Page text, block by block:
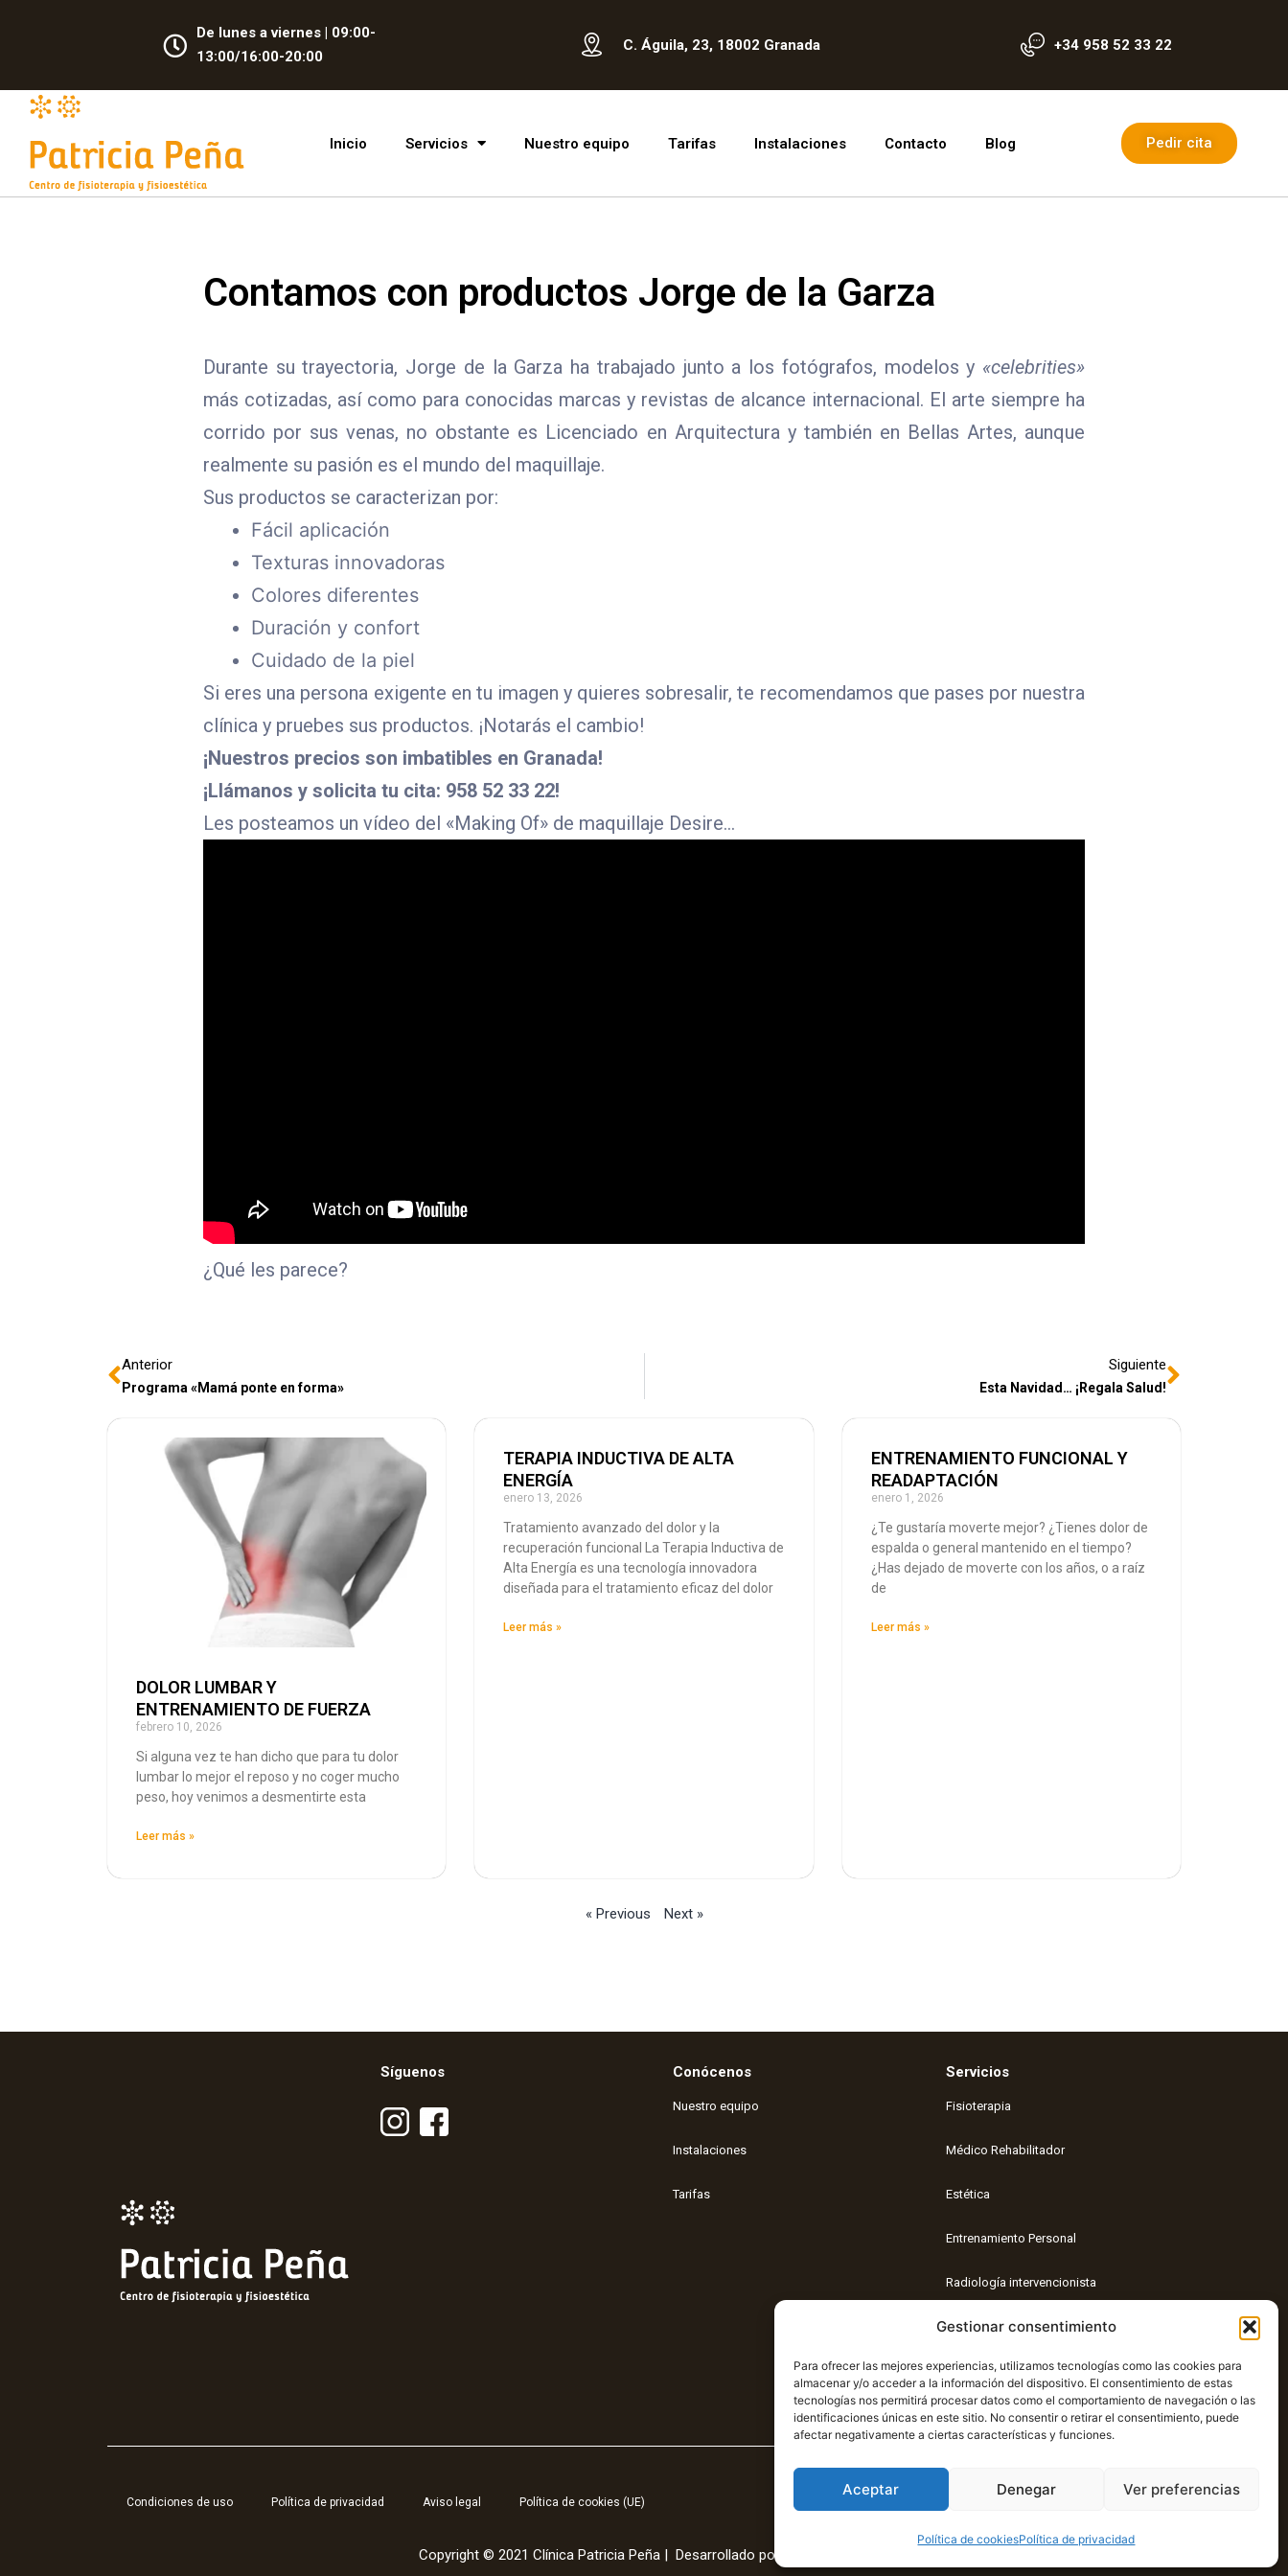
Gestionar consentimiento
Para ofrecer las mejores experiencias, utilizamos tecnologías como las cookies para
almacenar y/o acceder a la información del dispositivo. El consentimiento de estas
tecnologías nos permitirá procesar datos como el comportamiento de navegación o las
identificaciones únicas en este sitio. No consentir o retirar el consentimiento, puede
afectar negativamente a ciertas características y funciones.
Aceptar Denegar Ver preferencias
Política de cookiesPolítica de privacidad
De lunes a viernes | 09:00-
13:00/16:00-20:00
C. Águila, 23, 18002 Granada +34 958 52 33 22
Inicio Servicios Nuestro equipo Tarifas Instalaciones Contacto Blog Pedir cita
Contamos con productos Jorge de la Garza
Durante su trayectoria, Jorge de la Garza ha trabajado junto a los fotógrafos, modelos y «celebrities»
más cotizadas, así como para conocidas marcas y revistas de alcance internacional. El arte siempre ha
corrido por sus venas, no obstante es Licenciado en Arquitectura y también en Bellas Artes, aunque
realmente su pasión es el mundo del maquillaje.
Sus productos se caracterizan por:
Fácil aplicación
Texturas innovadoras
Colores diferentes
Duración y confort
Cuidado de la piel
Si eres una persona exigente en tu imagen y quieres sobresalir, te recomendamos que pases por nuestra
clínica y pruebes sus productos. ¡Notarás el cambio!
¡Nuestros precios son imbatibles en Granada!
¡Llámanos y solicita tu cita: 958 52 33 22!
Les posteamos un vídeo del «Making Of» de maquillaje Desire…
¿Qué les parece?
Anterior
Programa «Mamá ponte en forma»
Siguiente
Esta Navidad… ¡Regala Salud!
DOLOR LUMBAR Y
ENTRENAMIENTO DE FUERZA
febrero 10, 2026
Si alguna vez te han dicho que para tu dolor
lumbar lo mejor el reposo y no coger mucho
peso, hoy venimos a desmentirte esta
Leer más »
TERAPIA INDUCTIVA DE ALTA
ENERGÍA
enero 13, 2026
Tratamiento avanzado del dolor y la
recuperación funcional La Terapia Inductiva de
Alta Energía es una tecnología innovadora
diseñada para el tratamiento eficaz del dolor
Leer más »
ENTRENAMIENTO FUNCIONAL Y
READAPTACIÓN
enero 1, 2026
¿Te gustaría moverte mejor? ¿Tienes dolor de
espalda o general mantenido en el tiempo?
¿Has dejado de moverte con los años, o a raíz
de
Leer más »
« Previous Next »
Síguenos Conócenos
Nuestro equipo
Instalaciones
Tarifas
Servicios
Fisioterapia
Médico Rehabilitador
Estética
Entrenamiento Personal
Radiología intervencionista
Nutrición
Entrenamiento funcional
Condiciones de uso Política de privacidad Aviso legal Política de cookies (UE)
Copyright © 2021 Clínica Patricia Peña | Desarrollado por